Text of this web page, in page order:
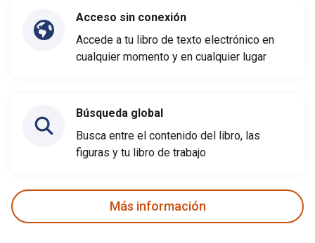
Acceso sin conexión
Accede a tu libro de texto electrónico en
cualquier momento y en cualquier lugar
Búsqueda global
Busca entre el contenido del libro, las
figuras y tu libro de trabajo
Más información